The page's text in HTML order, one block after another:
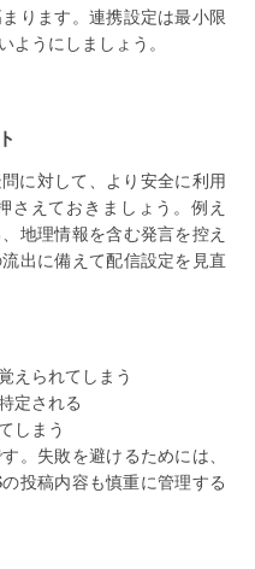
ります。連携設定は最小限
ようにしましょう。
に対して、より安全に利用
さえておきましょう。例え
地理情報を含む発言を控え
出に備えて配信設定を見直
えられてしまう
定される
しまう
。失敗を避けるためには、
投稿内容も慎重に管理する